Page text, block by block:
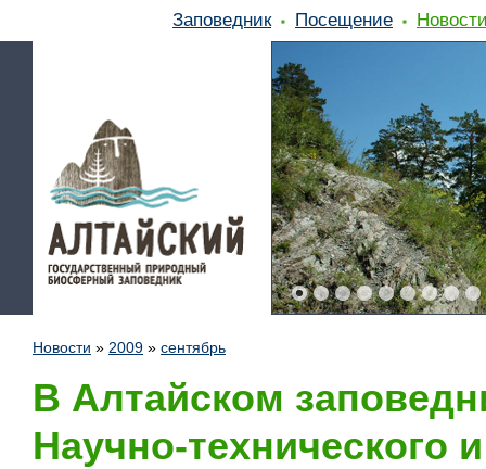
Заповедник Посещение
Новости » 2009 » сентябрь
В Алтайском
Научно-технического